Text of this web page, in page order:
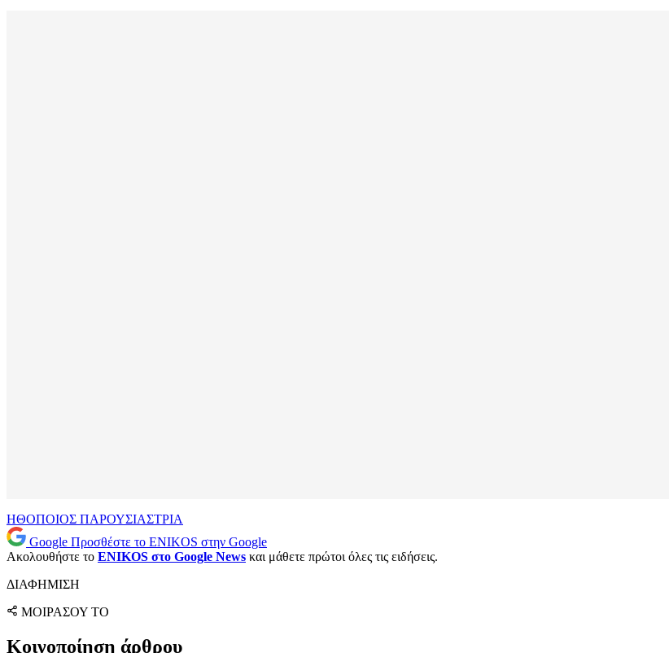
ΗΘΟΠΟΙΟΣ ΠΑΡΟΥΣΙΑΣΤΡΙΑ
Google Προσθέστε το ENIKOS στην Google
Ακολουθήστε το ENIKOS στο Google News και μάθετε πρώτοι όλες τις ειδήσεις.
ΔΙΑΦΗΜΙΣΗ
ΜΟΙΡΑΣΟΥ ΤΟ
Κοινοποίηση άρθρου